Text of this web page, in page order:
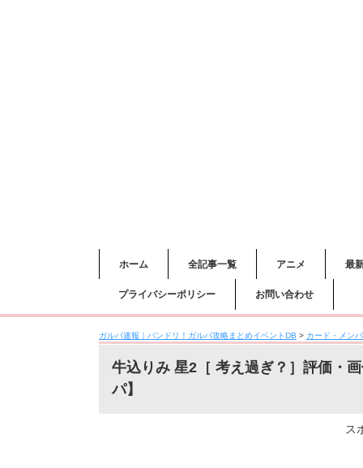
ホーム 全記事一覧 アニメ 最
プライバシーポリシー お問い合わせ
ガルパ速報｜バンドリ！ガルパ攻略まとめイベントDB > カード・メン
牛込りみ 星2［ 考え過ぎ？］評価・
パ】
ス